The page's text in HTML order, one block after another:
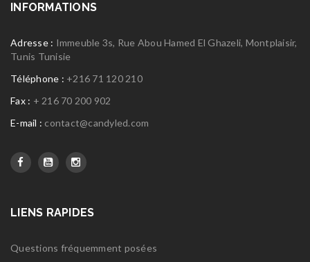
INFORMATIONS
Adresse : Immeuble 3s, Rue Abou Hamed El Ghazeli, Montplaisir,
Tunis Tunisie
Téléphone : +216 71 120 210
Fax : + 216 70 200 902
E-mail : contact@candyled.com
LIENS RAPIDES
Questions fréquemment posées